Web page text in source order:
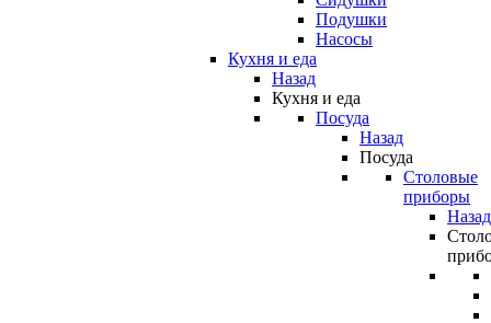
Подушки
Насосы
Кухня и еда
Назад
Кухня и еда
Посуда
Назад
Посуда
Столовые
приборы
Назад